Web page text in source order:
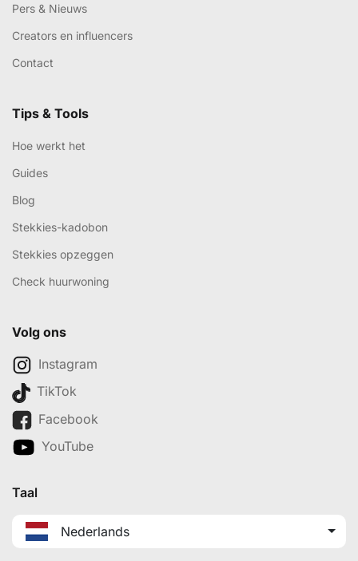
Pers & Nieuws
Creators en influencers
Contact
Tips & Tools
Hoe werkt het
Guides
Blog
Stekkies-kadobon
Stekkies opzeggen
Check huurwoning
Volg ons
Instagram
TikTok
Facebook
YouTube
Taal
Nederlands